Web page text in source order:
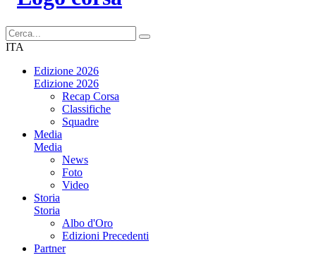
ITA
Edizione 2026
Edizione 2026
Recap Corsa
Classifiche
Squadre
Media
Media
News
Foto
Video
Storia
Storia
Albo d'Oro
Edizioni Precedenti
Partner